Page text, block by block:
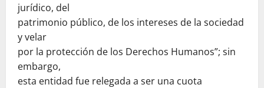
jurídico, del
patrimonio público, de los intereses de la sociedad
y velar
por la protección de los Derechos Humanos”; sin
embargo,
esta entidad fue relegada a ser una cuota